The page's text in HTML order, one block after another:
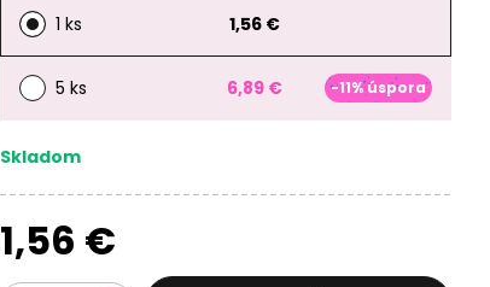
1 ks 1,56 €
5 ks 6,89 € -11% úspora
Skladom
1,56 €